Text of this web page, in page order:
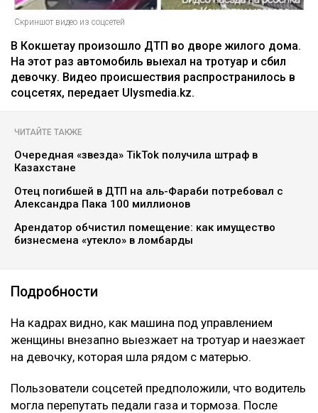
Скриншот видео из соцсетей
В Кокшетау произошло ДТП во дворе жилого дома.
На этот раз автомобиль выехал на тротуар и сбил
девочку. Видео происшествия распространилось в
соцсетях, передает Ulysmedia.kz.
ЧИТАЙТЕ ТАКЖЕ
Очередная «звезда» TikTok получила штраф в
Казахстане
Отец погибшей в ДТП на аль-Фараби потребовал с
Александра Пака 100 миллионов
Арендатор обчистил помещение: как имущество
бизнесмена «утекло» в ломбарды
Подробности
На кадрах видно, как машина под управлением
женщины внезапно выезжает на тротуар и наезжает
на девочку, которая шла рядом с матерью.
Пользователи соцсетей предположили, что водитель
могла перепутать педали газа и тормоза. После